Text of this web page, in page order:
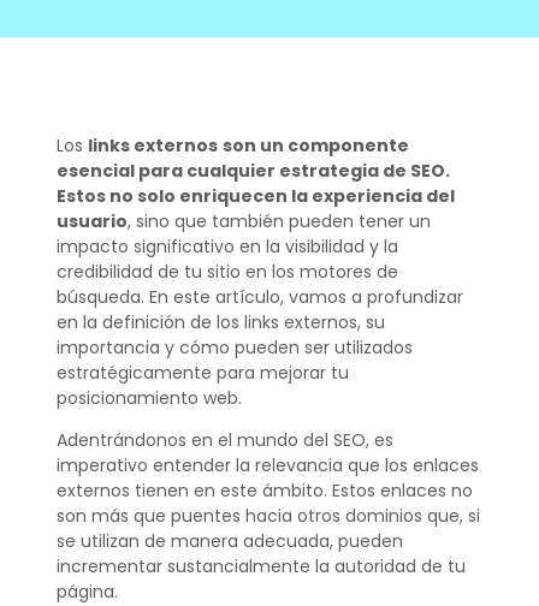
Los links externos son un componente
esencial para cualquier estrategia de SEO.
Estos no solo enriquecen la experiencia del
usuario, sino que también pueden tener un
impacto significativo en la visibilidad y la
credibilidad de tu sitio en los motores de
búsqueda. En este artículo, vamos a profundizar
en la definición de los links externos, su
importancia y cómo pueden ser utilizados
estratégicamente para mejorar tu
posicionamiento web.
Adentrándonos en el mundo del SEO, es
imperativo entender la relevancia que los enlaces
externos tienen en este ámbito. Estos enlaces no
son más que puentes hacia otros dominios que, si
se utilizan de manera adecuada, pueden
incrementar sustancialmente la autoridad de tu
página.